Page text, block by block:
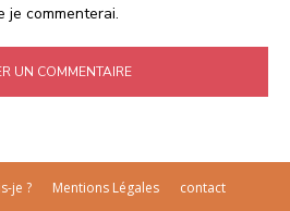
je commenterai.
je ? Mentions Légales contact